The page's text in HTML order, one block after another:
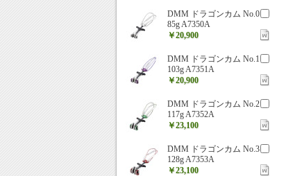
DMM ドラゴンカム No.0
85g A7350A
￥20,900
DMM ドラゴンカム No.1
103g A7351A
￥20,900
DMM ドラゴンカム No.2
117g A7352A
￥23,100
DMM ドラゴンカム No.3
128g A7353A
￥23,100